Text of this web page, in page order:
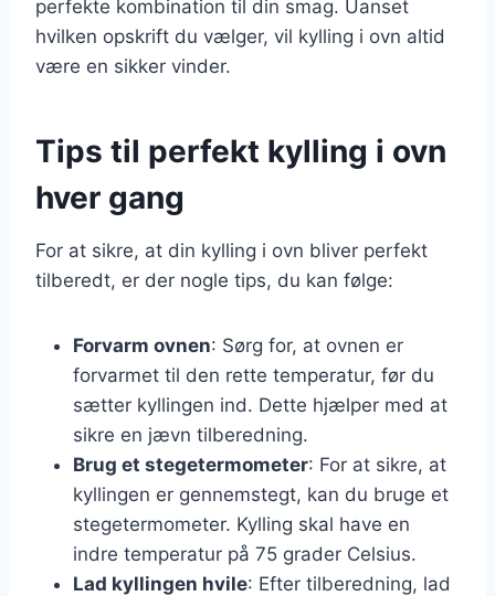
perfekte kombination til din smag. Uanset
hvilken opskrift du vælger, vil kylling i ovn altid
være en sikker vinder.
Tips til perfekt kylling i ovn
hver gang
For at sikre, at din kylling i ovn bliver perfekt
tilberedt, er der nogle tips, du kan følge:
Forvarm ovnen: Sørg for, at ovnen er
forvarmet til den rette temperatur, før du
sætter kyllingen ind. Dette hjælper med at
sikre en jævn tilberedning.
Brug et stegetermometer: For at sikre, at
kyllingen er gennemstegt, kan du bruge et
stegetermometer. Kylling skal have en
indre temperatur på 75 grader Celsius.
Lad kyllingen hvile: Efter tilberedning, lad